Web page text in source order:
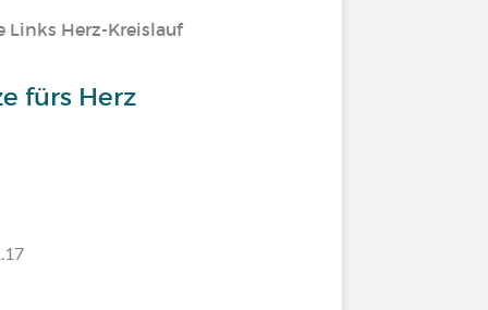
Herz-Kreislauf
fürs Herz